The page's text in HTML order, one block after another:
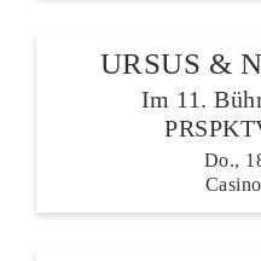
URSUS &
Im 11.
Do.,